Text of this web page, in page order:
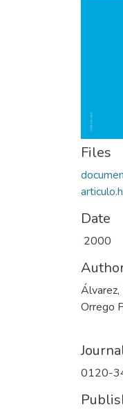
Files
Date
2000
Álvarez,
Orrego
0120-